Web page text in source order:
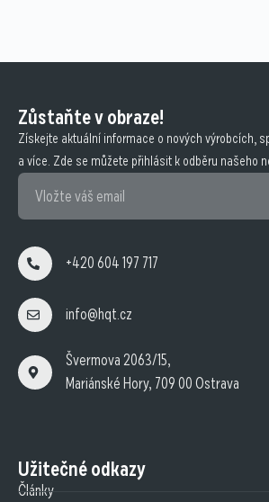
Zůstaňte v obraze!
Získejte aktuální informace o nových výrobcích,
a více. Zde se můžete přihlásit k odběru našeho
+420 604 197 717
info@hqt.cz
Švermova 2063/15,
Mariánské Hory, 709 00 Ostrava
Užitečné odkazy
Články